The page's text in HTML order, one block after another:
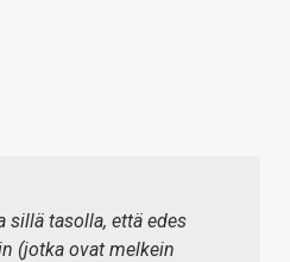
sillä tasolla, että edes
(jotka ovat melkein